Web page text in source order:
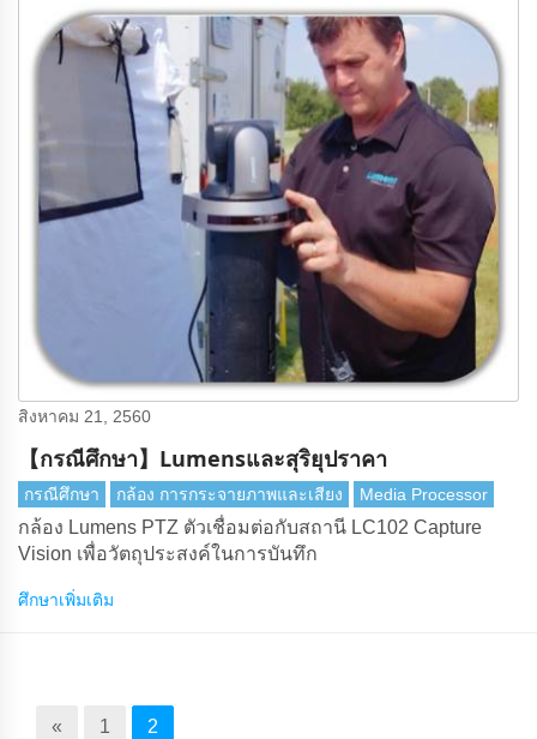
สิงหาคม 21, 2560
【กรณีศึกษา】Lumensและสุริยุปราคา
กรณีศึกษา กล้อง การกระจายภาพและเสียง Media Processor
กล้อง Lumens PTZ ตัวเชื่อมต่อกับสถานี LC102 Capture
Vision เพื่อวัตถุประสงค์ในการบันทึก
ศึกษาเพิ่มเติม
« 1 2